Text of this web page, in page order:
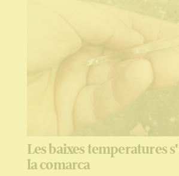
Les baixes temperatures
la comarca